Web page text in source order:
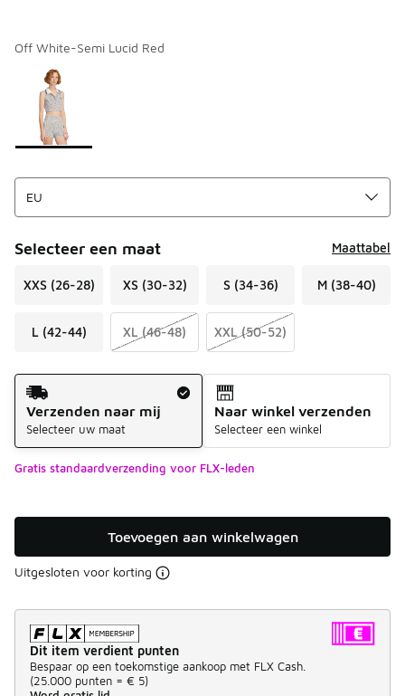
Off White-Semi Lucid Red
Pagina 1 van 1 met 1 tot 1 van 1 kleuren.
Kies een model
Selecteer een maat Maattabel
XXS (26-28) XS (30-32) S (34-36) M (38-40)
L (42-44) XL (46-48) XXL (50-52)
Verzendmethode
Verzenden naar mij
Selecteer uw maat
Naar winkel verzenden
Selecteer een winkel
Gratis standaardverzending voor FLX-leden
Toevoegen aan winkelwagen
Uitgesloten voor korting
Dit item verdient punten
Bespaar op een toekomstige aankoop met FLX Cash.
(25.000 punten = € 5)